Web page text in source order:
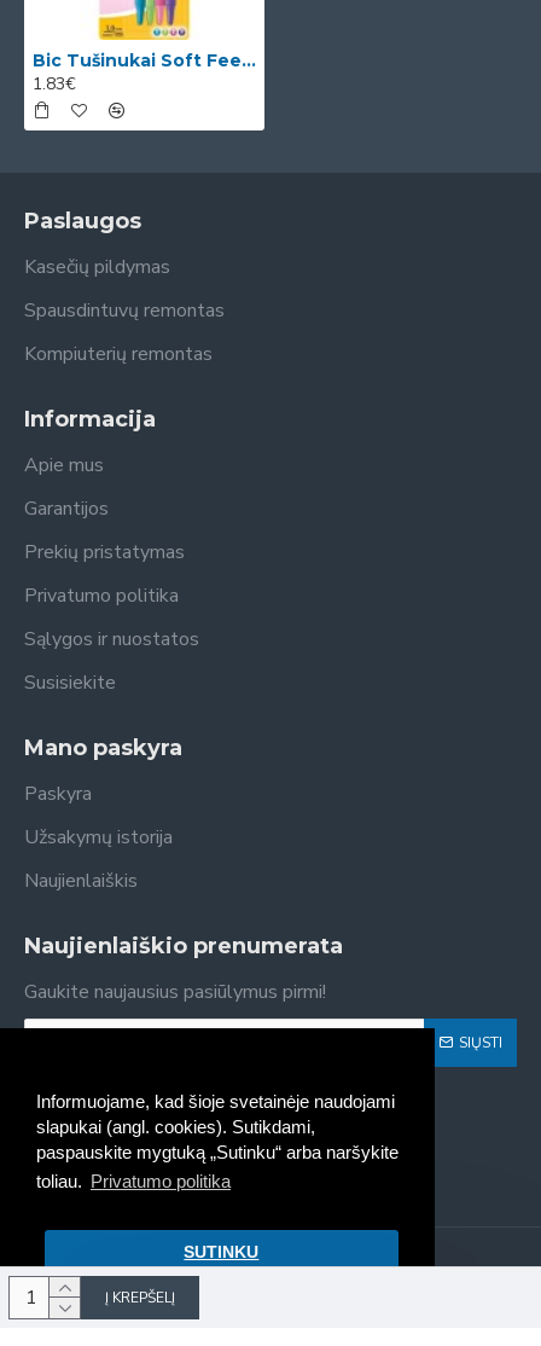
Informuojame, kad šioje svetainėje naudojami
slapukai (angl. cookies). Sutikdami,
paspauskite mygtuką „Sutinku“ arba naršykite
toliau. Privatumo politika
SUTINKU
Į KREPŠELĮ
Bic Tušinukai Soft Feel Clic Fun, skirtingų spalvų, 4 vnt.
1.83€
Paslaugos
Kasečių pildymas
Spausdintuvų remontas
Kompiuterių remontas
Informacija
Apie mus
Garantijos
Prekių pristatymas
Privatumo politika
Sąlygos ir nuostatos
Susisiekite
Mano paskyra
Paskyra
Užsakymų istorija
Naujienlaiškis
Naujienlaiškio prenumerata
Gaukite naujausius pasiūlymus pirmi!
SIŲSTI
Susipažinau ir sutinku su Privatumo politika
Kaseta - spausdintuvų kasečių
pildymas, pardavimas © 2022